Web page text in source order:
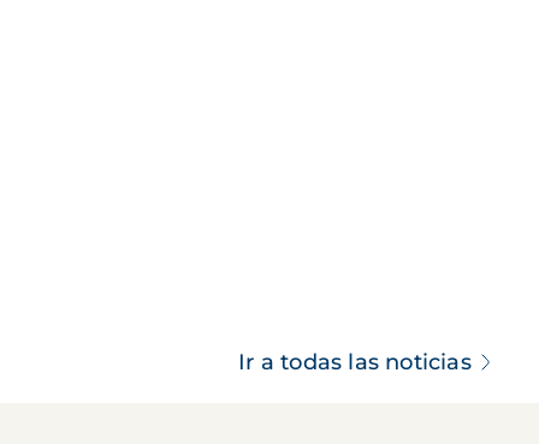
Ir a todas las noticias